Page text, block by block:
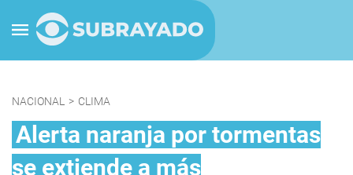
NACIONAL > CLIMA
Alerta naranja por tormentas
se extiende a más